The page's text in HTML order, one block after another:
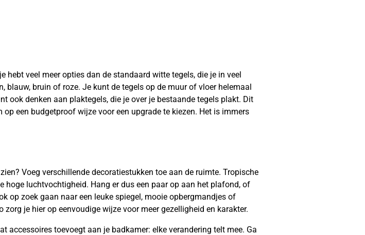
hebt veel meer opties dan de standaard witte tegels, die je in veel
blauw, bruin of roze. Je kunt de tegels op de muur of vloer helemaal
ook denken aan plaktegels, die je over je bestaande tegels plakt. Dit
een budgetproof wijze voor een upgrade te kiezen. Het is immers
Voeg verschillende decoratiestukken toe aan de ruimte. Tropische
hoge luchtvochtigheid. Hang er dus een paar op aan het plafond, of
op zoek gaan naar een leuke spiegel, mooie opbergmandjes of
je hier op eenvoudige wijze voor meer gezelligheid en karakter.
accessoires toevoegt aan je badkamer: elke verandering telt mee. Ga